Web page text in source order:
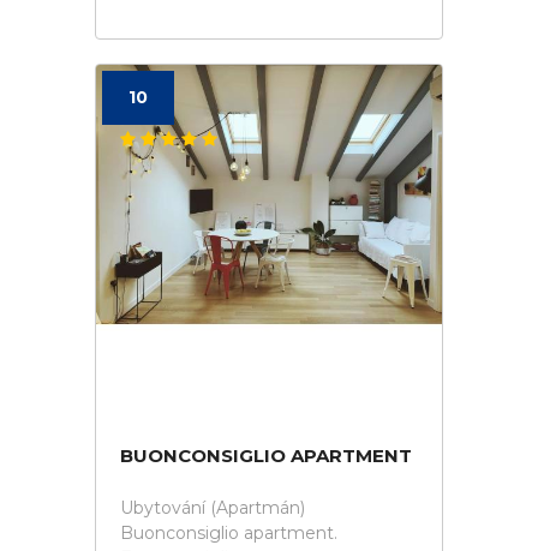
10
BUONCONSIGLIO APARTMENT
Ubytování (Apartmán)
Buonconsiglio apartment.